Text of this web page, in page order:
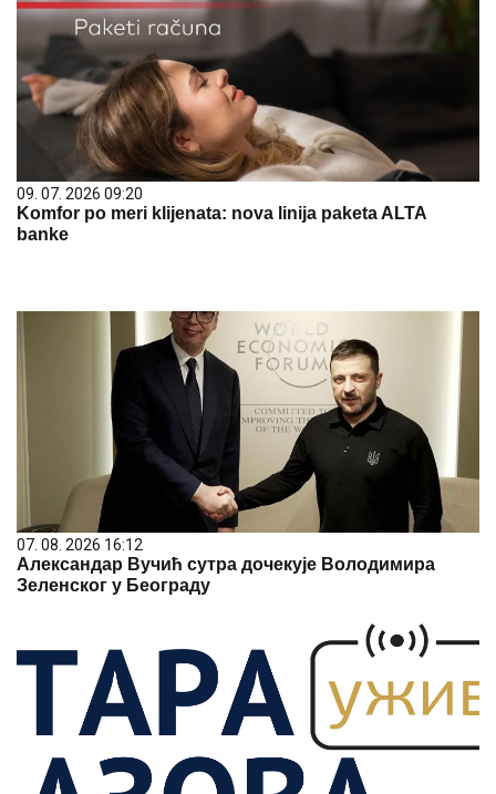
09. 07. 2026 09:20
Komfor po meri klijenata: nova linija paketa ALTA
banke
07. 08. 2026 16:12
Александар Вучић сутра дочекује Володимира
Зеленског у Београду